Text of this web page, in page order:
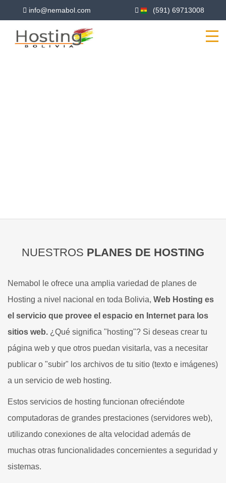
info@nemabol.com (591) 69713008
NUESTROS PLANES DE HOSTING
Nemabol le ofrece una amplia variedad de planes de
Hosting a nivel nacional en toda Bolivia, Web Hosting es
el servicio que provee el espacio en Internet para los
sitios web. ¿Qué significa "hosting"? Si deseas crear tu
página web y que otros puedan visitarla, vas a necesitar
publicar o "subir" los archivos de tu sitio (texto e imágenes)
a un servicio de web hosting.
Estos servicios de hosting funcionan ofreciéndote
computadoras de grandes prestaciones (servidores web),
utilizando conexiones de alta velocidad además de
muchas otras funcionalidades concernientes a seguridad y
sistemas.